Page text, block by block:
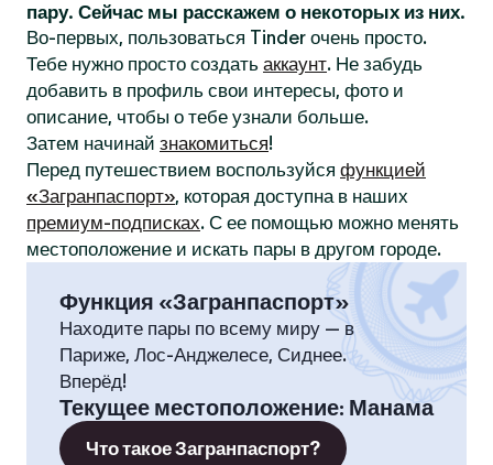
пару. Сейчас мы расскажем о некоторых из них.
Во-первых, пользоваться Tinder очень просто.
Тебе нужно просто создать аккаунт. Не забудь
добавить в профиль свои интересы, фото и
описание, чтобы о тебе узнали больше.
Затем начинай знакомиться!
Перед путешествием воспользуйся функцией
«Загранпаспорт», которая доступна в наших
премиум-подписках. С ее помощью можно менять
местоположение и искать пары в другом городе.
Функция «Загранпаспорт»
Находите пары по всему миру — в
Париже, Лос-Анджелесе, Сиднее.
Вперёд!
Текущее местоположение: Манама
Что такое Загранпаспорт?